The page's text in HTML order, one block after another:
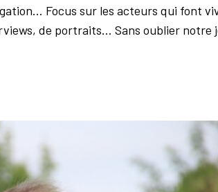
Focus sur les acteurs qui font
de portraits… Sans oublier